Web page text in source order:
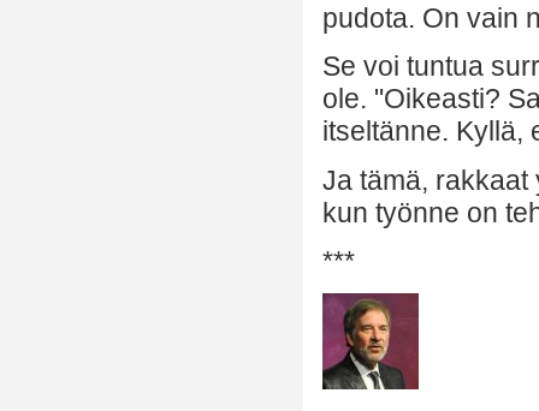
pudota. On vain
Se voi tuntua
ole. "Oikeasti?
itseltänne. Kyllä,
Ja tämä, rakkaat
kun työnne on
***